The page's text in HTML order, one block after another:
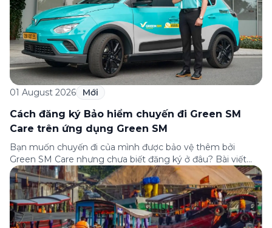
01 August 2026 Mới
Cách đăng ký Bảo hiểm chuyến đi Green SM
Care trên ứng dụng Green SM
Bạn muốn chuyến đi của mình được bảo vệ thêm bởi
Green SM Care nhưng chưa biết đăng ký ở đâu? Bài viết
dưới đây sẽ hướng dẫn chi tiết cách tham gia (và hủy tham
gia) gói bảo hiểm này ngay trên ứng dụng Green SM, cùng
những lưu ý quan trọng trước khi […]